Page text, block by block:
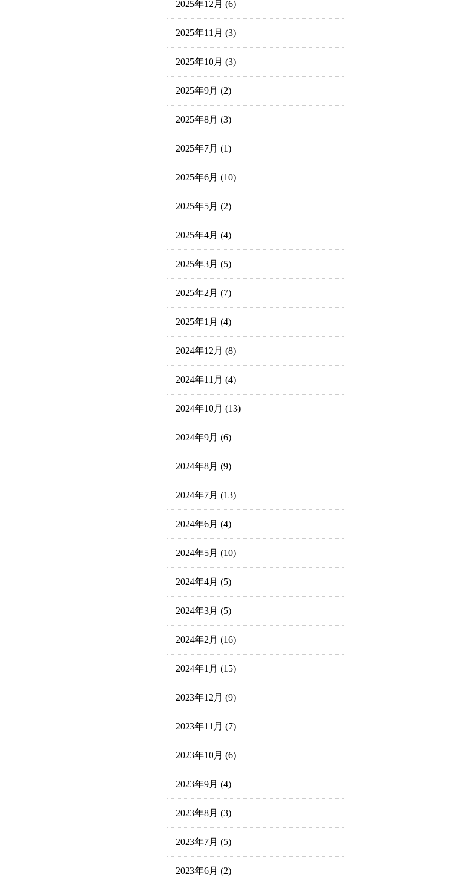
2025年12月 (6)
2025年11月 (3)
2025年10月 (3)
2025年9月 (2)
2025年8月 (3)
2025年7月 (1)
2025年6月 (10)
2025年5月 (2)
2025年4月 (4)
2025年3月 (5)
2025年2月 (7)
2025年1月 (4)
2024年12月 (8)
2024年11月 (4)
2024年10月 (13)
2024年9月 (6)
2024年8月 (9)
2024年7月 (13)
2024年6月 (4)
2024年5月 (10)
2024年4月 (5)
2024年3月 (5)
2024年2月 (16)
2024年1月 (15)
2023年12月 (9)
2023年11月 (7)
2023年10月 (6)
2023年9月 (4)
2023年8月 (3)
2023年7月 (5)
2023年6月 (2)